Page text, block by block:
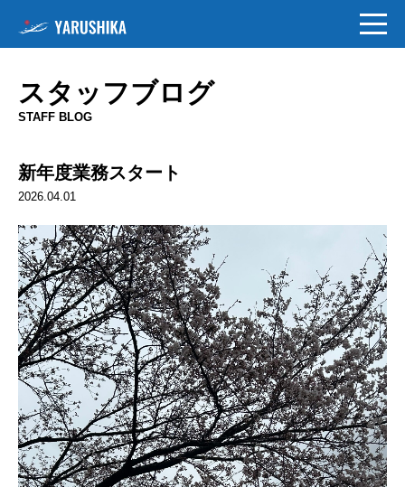
スタッフブログ
STAFF BLOG
新年度業務スタート
2026.04.01